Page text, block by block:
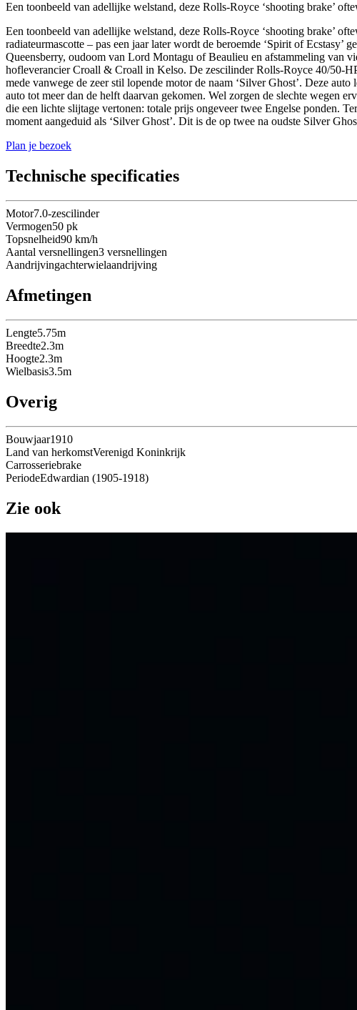
Een toonbeeld van adellijke welstand, deze Rolls-Royce ‘shooting brake’
Een toonbeeld van adellijke welstand, deze Rolls-Royce ‘shooting brake’
radiateurmascotte – pas een jaar later wordt de beroemde ‘Spirit of
Queensberry, oudoom van Lord Montagu of Beaulieu en afstammeling van
hofleverancier Croall & Croall in Kelso. De zescilinder Rolls-Royce 40/50-
mede vanwege de zeer stil lopende motor de naam ‘Silver Ghost’. Deze
auto tot meer dan de helft daarvan gekomen. Wel zorgen de slechte wegen
die een lichte slijtage vertonen: totale prijs ongeveer twee Engelse ponden.
moment aangeduid als ‘Silver Ghost’. Dit is de op twee na oudste Silver
Plan je bezoek
Technische specificaties
Motor7.0-zescilinder
Vermogen50 pk
Topsnelheid90 km/h
Aantal versnellingen3 versnellingen
Aandrijvingachterwielaandrijving
Afmetingen
Lengte5.75m
Breedte2.3m
Hoogte2.3m
Wielbasis3.5m
Overig
Bouwjaar1910
Land van herkomstVerenigd Koninkrijk
Carrosseriebrake
PeriodeEdwardian (1905-1918)
Zie ook